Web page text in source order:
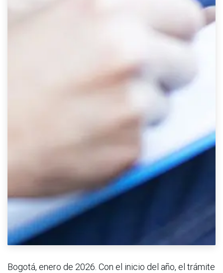
Bogotá, enero de 2026. Con el inicio del año, el trámite